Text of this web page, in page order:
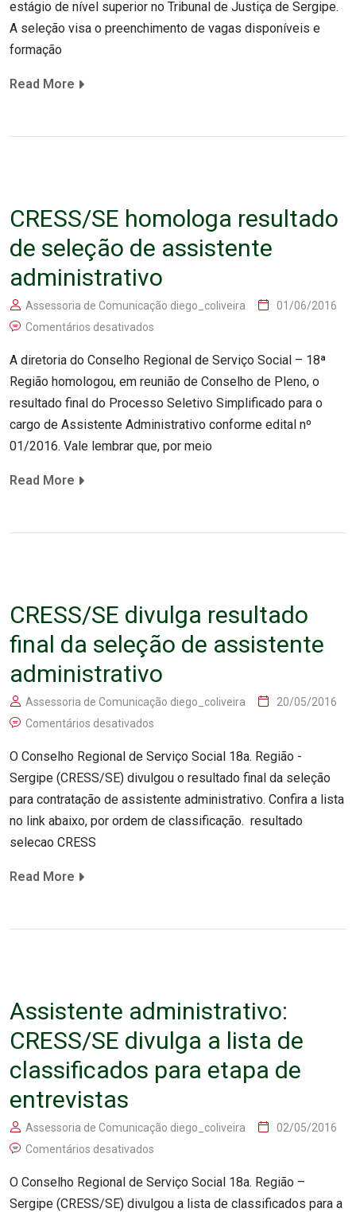
estágio de nível superior no Tribunal de Justiça de Sergipe.
A seleção visa o preenchimento de vagas disponíveis e
formação
Read More
CRESS/SE homologa resultado
de seleção de assistente
administrativo
Assessoria de Comunicação diego_coliveira
01/06/2016
Comentários desativados
A diretoria do Conselho Regional de Serviço Social – 18ª
Região homologou, em reunião de Conselho de Pleno, o
resultado final do Processo Seletivo Simplificado para o
cargo de Assistente Administrativo conforme edital nº
01/2016. Vale lembrar que, por meio
Read More
CRESS/SE divulga resultado
final da seleção de assistente
administrativo
Assessoria de Comunicação diego_coliveira
20/05/2016
Comentários desativados
O Conselho Regional de Serviço Social 18a. Região -
Sergipe (CRESS/SE) divulgou o resultado final da seleção
para contratação de assistente administrativo. Confira a lista
no link abaixo, por ordem de classificação. resultado
selecao CRESS
Read More
Assistente administrativo:
CRESS/SE divulga a lista de
classificados para etapa de
entrevistas
Assessoria de Comunicação diego_coliveira
02/05/2016
Comentários desativados
O Conselho Regional de Serviço Social 18a. Região –
Sergipe (CRESS/SE) divulgou a lista de classificados para a